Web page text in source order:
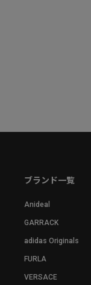
ブランド一覧
Anideal
GARRACK
adidas Originals
FURLA
VERSACE